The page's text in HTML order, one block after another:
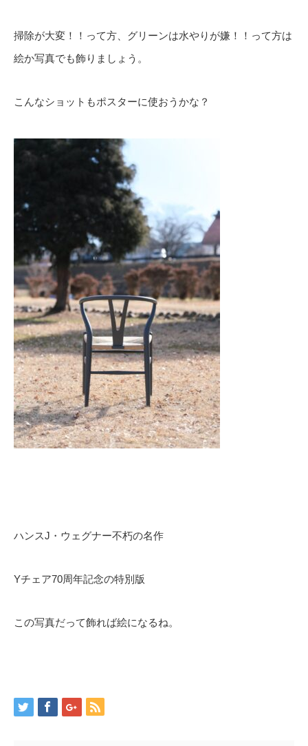
掃除が大変！！って方、グリーンは水やりが嫌！！って方は
絵か写真でも飾りましょう。
こんなショットもポスターに使おうかな？
ハンスJ・ウェグナー不朽の名作
Yチェア70周年記念の特別版
この写真だって飾れば絵になるね。